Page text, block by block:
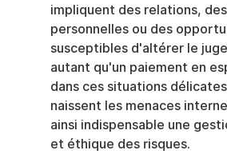
impliquent des relations,
personnelles ou des
susceptibles d'altérer le
autant qu'un paiement en
dans ces situations
naissent les menaces
ainsi indispensable une
et éthique des risques.